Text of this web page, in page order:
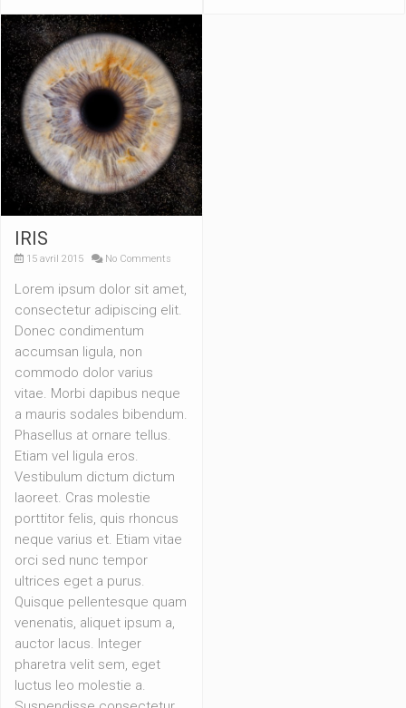
IRIS
15 avril 2015 No Comments
Lorem ipsum dolor sit amet,
consectetur adipiscing elit.
Donec condimentum
accumsan ligula, non
commodo dolor varius
vitae. Morbi dapibus neque
a mauris sodales bibendum.
Phasellus at ornare tellus.
Etiam vel ligula eros.
Vestibulum dictum dictum
laoreet. Cras molestie
porttitor felis, quis rhoncus
neque varius et. Etiam vitae
orci sed nunc tempor
ultrices eget a purus.
Quisque pellentesque quam
venenatis, aliquet ipsum a,
auctor lacus. Integer
pharetra velit sem, eget
luctus leo molestie a.